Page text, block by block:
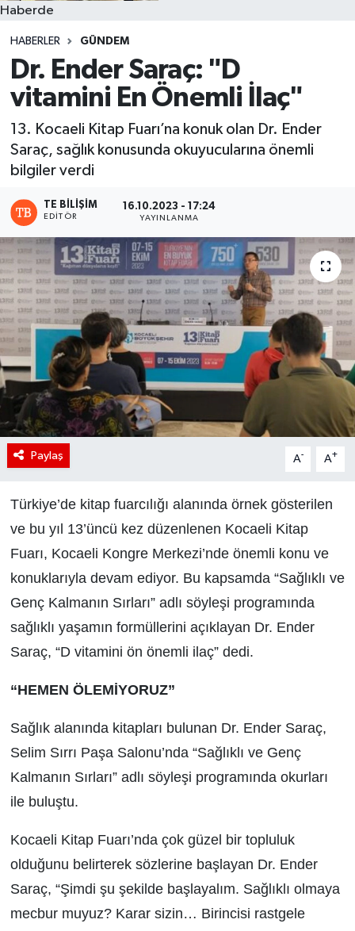
Haberde
HABERLER GÜNDEM
Dr. Ender Saraç: "D
vitamini En Önemli İlaç"
13. Kocaeli Kitap Fuarı’na konuk olan Dr. Ender
Saraç, sağlık konusunda okuyucularına önemli
bilgiler verdi
TE BILIŞIM
EDITÖR
16.10.2023 - 17:24
YAYINLANMA
Paylaş A- A+
Türkiye’de kitap fuarcılığı alanında örnek gösterilen
ve bu yıl 13’üncü kez düzenlenen Kocaeli Kitap
Fuarı, Kocaeli Kongre Merkezi’nde önemli konu ve
konuklarıyla devam ediyor. Bu kapsamda “Sağlıklı ve
Genç Kalmanın Sırları” adlı söyleşi programında
sağlıklı yaşamın formüllerini açıklayan Dr. Ender
Saraç, “D vitamini ön önemli ilaç” dedi.
“HEMEN ÖLEMİYORUZ”
Sağlık alanında kitapları bulunan Dr. Ender Saraç,
Selim Sırrı Paşa Salonu’nda “Sağlıklı ve Genç
Kalmanın Sırları” adlı söyleşi programında okurları
ile buluştu.
Kocaeli Kitap Fuarı’nda çok güzel bir topluluk
olduğunu belirterek sözlerine başlayan Dr. Ender
Saraç, “Şimdi şu şekilde başlayalım. Sağlıklı olmaya
mecbur muyuz? Karar sizin… Birincisi rastgele